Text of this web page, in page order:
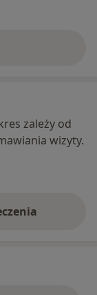
zależy od
wizyty.